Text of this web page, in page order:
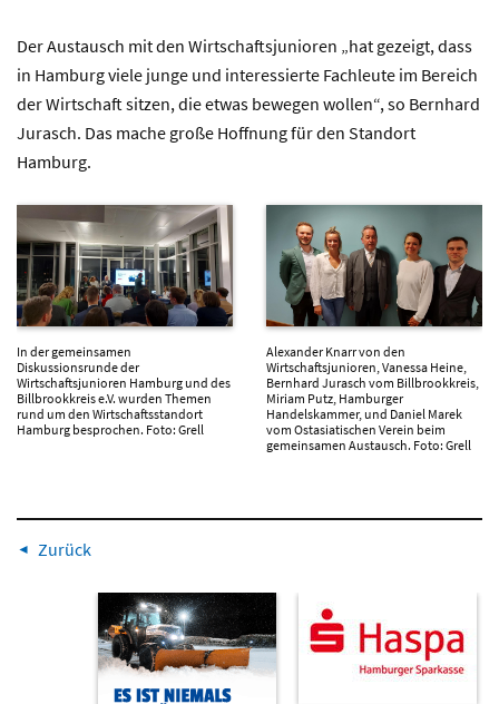
Der Austausch mit den Wirtschaftsjunioren „hat gezeigt, dass
in Hamburg viele junge und interessierte Fachleute im Bereich
der Wirtschaft sitzen, die etwas bewegen wollen“, so Bernhard
Jurasch. Das mache große Hoffnung für den Standort
Hamburg.
In der gemeinsamen
Diskussionsrunde der
Wirtschaftsjunioren Hamburg und des
Billbrookkreis e.V. wurden Themen
rund um den Wirtschaftsstandort
Hamburg besprochen. Foto: Grell
Alexander Knarr von den
Wirtschaftsjunioren, Vanessa Heine,
Bernhard Jurasch vom Billbrookkreis,
Miriam Putz, Hamburger
Handelskammer, und Daniel Marek
vom Ostasiatischen Verein beim
gemeinsamen Austausch. Foto: Grell
Zurück